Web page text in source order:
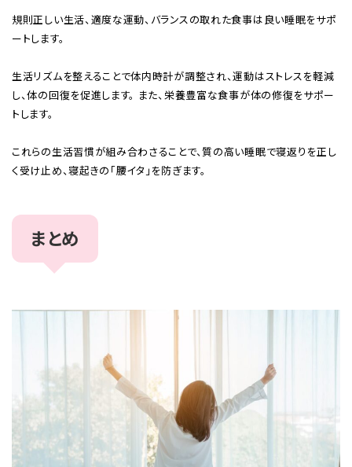
規則正しい生活、適度な運動、バランスの取れた食事は良い睡眠をサポ
ートします。
生活リズムを整えることで体内時計が調整され、運動はストレスを軽減
し、体の回復を促進します。 また、栄養豊富な食事が体の修復をサポー
トします。
これらの生活習慣が組み合わさることで、質の高い睡眠で寝返りを正し
く受け止め、寝起きの「腰イタ」を防ぎます。
まとめ